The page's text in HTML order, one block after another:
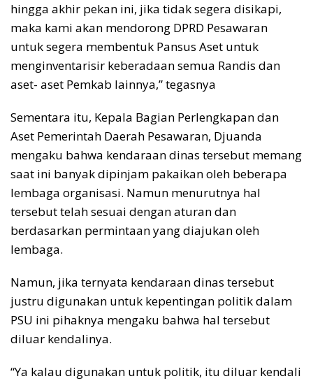
hingga akhir pekan ini, jika tidak segera disikapi,
maka kami akan mendorong DPRD Pesawaran
untuk segera membentuk Pansus Aset untuk
menginventarisir keberadaan semua Randis dan
aset- aset Pemkab lainnya,” tegasnya
Sementara itu, Kepala Bagian Perlengkapan dan
Aset Pemerintah Daerah Pesawaran, Djuanda
mengaku bahwa kendaraan dinas tersebut memang
saat ini banyak dipinjam pakaikan oleh beberapa
lembaga organisasi. Namun menurutnya hal
tersebut telah sesuai dengan aturan dan
berdasarkan permintaan yang diajukan oleh
lembaga.
Namun, jika ternyata kendaraan dinas tersebut
justru digunakan untuk kepentingan politik dalam
PSU ini pihaknya mengaku bahwa hal tersebut
diluar kendalinya.
“Ya kalau digunakan untuk politik, itu diluar kendali